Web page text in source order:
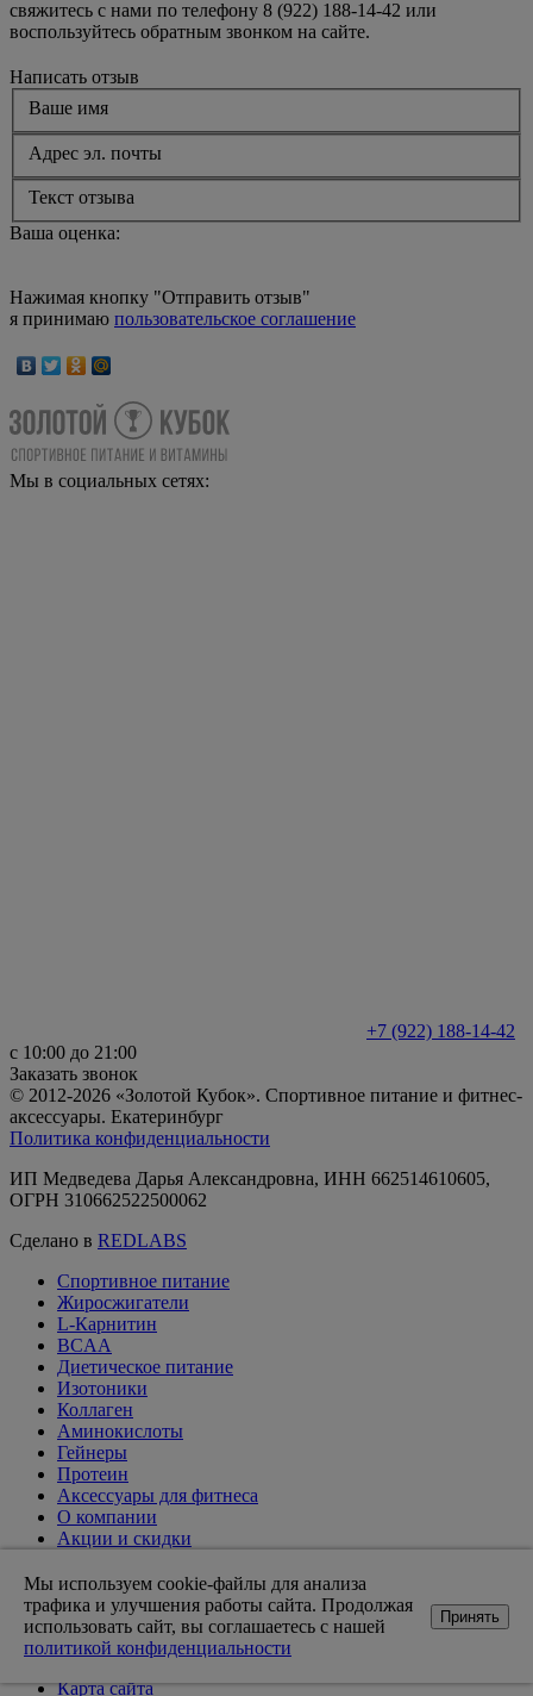
свяжитесь с нами по телефону 8 (922) 188-14-42 или
воспользуйтесь обратным звонком на сайте.
Написать отзыв
Ваше имя
Адрес эл. почты
Текст отзыва
Ваша оценка:
Нажимая кнопку "Отправить отзыв"
я принимаю пользовательское соглашение
Мы в социальных сетях:
+7 (922) 188-14-42
с 10:00 до 21:00
Заказать звонок
© 2012-2026 «Золотой Кубок». Спортивное питание и фитнес-
аксессуары. Екатеринбург
Политика конфиденциальности
ИП Медведева Дарья Александровна, ИНН 662514610605,
ОГРН 310662522500062
Сделано в REDLABS
Спортивное питание
Жиросжигатели
L-Карнитин
BCAA
Диетическое питание
Изотоники
Коллаген
Аминокислоты
Гейнеры
Протеин
Аксессуары для фитнеса
О компании
Акции и скидки
Доставка и оплата
Оптовикам
Статьи
Возврат товара
Карта сайта
Мы используем cookie-файлы для анализа
трафика и улучшения работы сайта. Продолжая
использовать сайт, вы соглашаетесь с нашей
политикой конфиденциальности
Принять